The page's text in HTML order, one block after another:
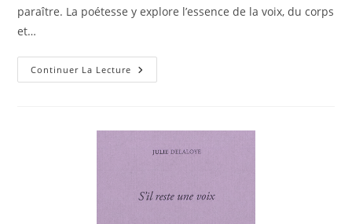
paraître. La poétesse y explore l’essence de la voix, du corps
et…
Continuer La Lecture